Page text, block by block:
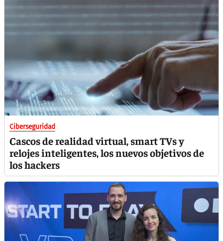
Ciberseguridad
Cascos de realidad virtual, smart TVs y
relojes inteligentes, los nuevos objetivos de
los hackers